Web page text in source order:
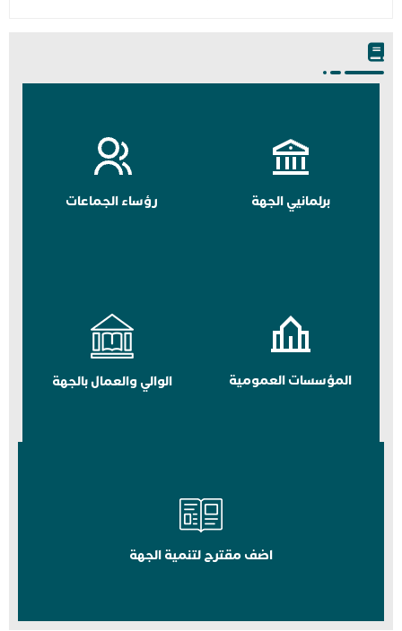
برلمانيي الجهة رؤساء الجماعات
المؤسسات العمومية الوالي والعمال بالجهة
اضف مقترح لتنمية الجهة